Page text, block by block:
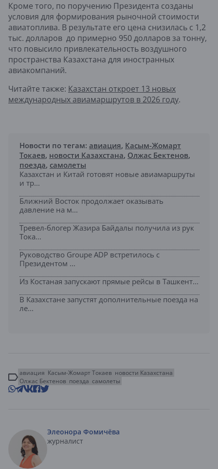
Кроме того, по поручению Президента созданы
условия для формирования рыночной стоимости
авиатоплива. В результате его цена снизилась с 1,2
тыс. долларов до примерно 950 долларов за тонну,
что повысило привлекательность воздушного
пространства Казахстана для иностранных
авиакомпаний.
Читайте также: Казахстан откроет 13 новых
международных авиамаршрутов в 2026 году.
Новости по тегам: авиация, Касым-Жомарт
Токаев, новости Казахстана, Олжас Бектенов,
поезда, самолеты
Казахстан и Китай готовят новые авиамаршруты
и тр...
Ближний Восток продолжает оказывать
давление на м...
Тревел-блогер Жазира Байдалы получила из рук
Тока...
Руководство Groupe ADP встретилось с
Президентом ...
Из Костаная запускают прямые рейсы в Ташкент...
В Казахстане запустят дополнительные поезда на
ле...
авиация Касым-Жомарт Токаев новости Казахстана
Олжас Бектенов поезда самолеты
Элеонора Фомичёва
журналист